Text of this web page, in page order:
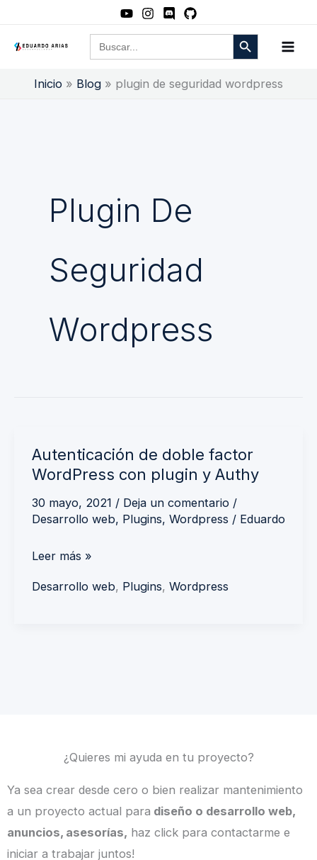
contenido
Buscar: Botón de búsqueda
Inicio Blog plugin de seguridad wordpress
Plugin De
Seguridad
Wordpress
Autenticación de doble factor
WordPress con plugin y Authy
30 mayo, 2021 / Deja un comentario /
Desarrollo web, Plugins, Wordpress / Eduardo
de
doble
factor
WordPress
plugin
y
Leer más »
Desarrollo web, Plugins, Wordpress
¿Quieres mi ayuda en tu proyecto?
Ya sea crear desde cero o bien realizar mantenimiento
a un proyecto actual para diseño o desarrollo web,
anuncios, asesorías, haz click para contactarme e
iniciar a trabajar juntos!